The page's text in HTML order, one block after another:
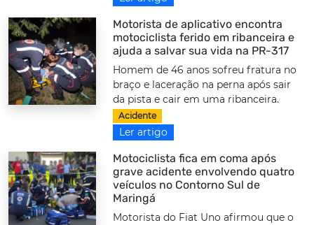
Motorista de aplicativo encontra
motociclista ferido em ribanceira e
ajuda a salvar sua vida na PR-317
Homem de 46 anos sofreu fratura no
braço e laceração na perna após sair
da pista e cair em uma ribanceira.
Acidente
Ler artigo
Motociclista fica em coma após
grave acidente envolvendo quatro
veículos no Contorno Sul de
Maringá
Motorista do Fiat Uno afirmou que o